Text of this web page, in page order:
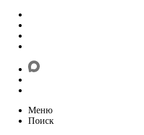
Меню
Поиск